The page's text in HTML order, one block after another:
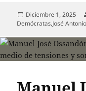
Publicado
el
Diciembre 1, 2025
Demócratas,José